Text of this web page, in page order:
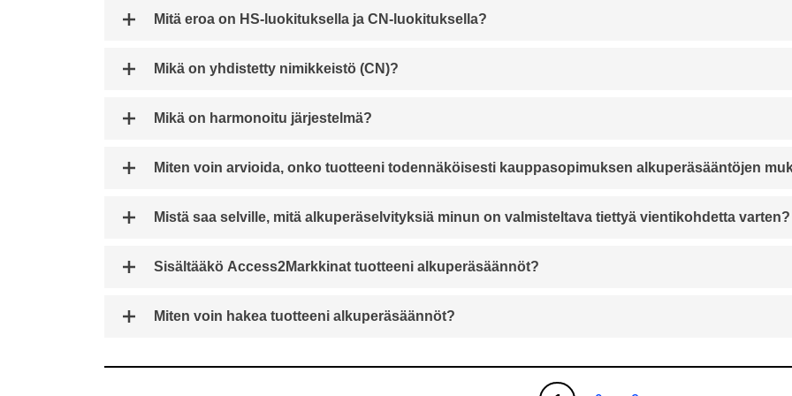
Mitä eroa on HS-luokituksella ja CN-luokituksella?
Mikä on yhdistetty nimikkeistö (CN)?
Mikä on harmonoitu järjestelmä?
Miten voin arvioida, onko tuotteeni todennäköisesti kauppasopimuksen alkuperäsääntöjen
Mistä saa selville, mitä alkuperäselvityksiä minun on valmisteltava tiettyä vientikohdetta varten?
Sisältääkö Access2Markkinat tuotteeni alkuperäsäännöt?
Miten voin hakea tuotteeni alkuperäsäännöt?